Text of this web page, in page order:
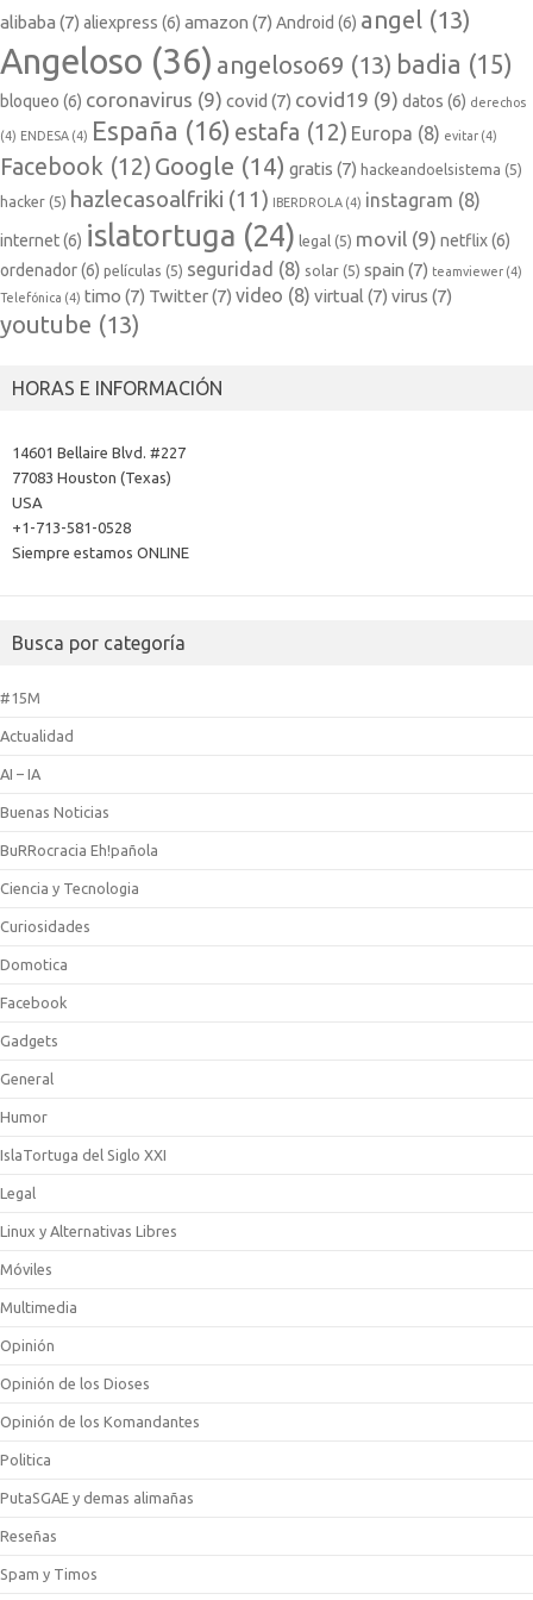
alibaba (7) aliexpress (6) amazon (7) Android (6) angel (13)
Angeloso (36) angeloso69 (13) badia (15)
bloqueo (6) coronavirus (9) covid (7) covid19 (9) datos (6) derechos
(4) ENDESA (4) España (16) estafa (12) Europa (8) evitar (4)
Facebook (12) Google (14) gratis (7) hackeandoelsistema (5)
hacker (5) hazlecasoalfriki (11) IBERDROLA (4) instagram (8)
internet(6) islatortuga (24) legal (5) movil (9) netflix(6)
ordenador(6) películas (5) seguridad (8) solar (5) spain (7) teamviewer (4)
Telefónica (4) timo (7) Twitter(7) video (8) virtual (7) virus (7)
youtube (13)
HORAS E INFORMACIÓN
14601 Bellaire Blvd. #227
77083 Houston (Texas)
USA
+1-713-581-0528
Siempre estamos ONLINE
Busca por categoría
#15M
Actualidad
AI – IA
Buenas Noticias
BuRRocracia Eh!pañola
Ciencia y Tecnologia
Curiosidades
Domotica
Facebook
Gadgets
General
Humor
IslaTortuga del Siglo XXI
Legal
Linux y Alternativas Libres
Móviles
Multimedia
Opinión
Opinión de los Dioses
Opinión de los Komandantes
Politica
PutaSGAE y demas alimañas
Reseñas
Spam y Timos